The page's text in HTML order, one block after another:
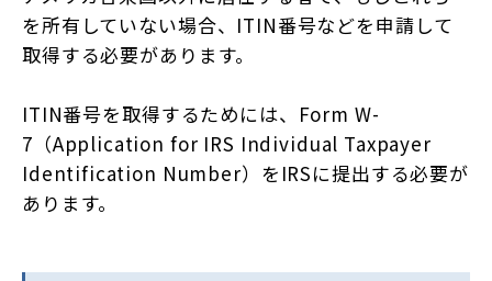
を所有していない場合、ITIN番号などを申請して
取得する必要があります。
ITIN番号を取得するためには、Form W-
7（Application for IRS Individual Taxpayer
Identification Number）をIRSに提出する必要が
あります。